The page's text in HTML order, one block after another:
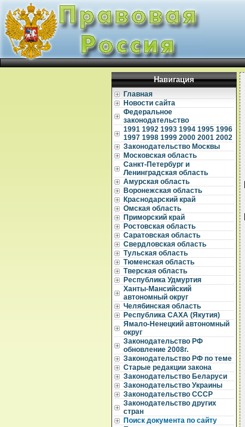
Навигация
Главная
Новости сайта
Федеральное
законодательство
1991 1992 1993 1994 1995 1996
1997 1998 1999 2000 2001 2002
Законодательство Москвы
Московская область
Санкт-Петербург и
Ленинградская область
Амурская область
Воронежская область
Краснодарский край
Омская область
Приморский край
Ростовская область
Саратовская область
Свердловская область
Тульская область
Тюменская область
Тверская область
Республика Удмуртия
Ханты-Мансийский
автономный округ
Челябинская область
Республика САХА (Якутия)
Ямало-Ненецкий автономный
округ
Законодательство РФ
обновление 2008г.
Законодательство РФ по теме
Старые редакции закона
Законодательство Беларуси
Законодательство Украины
Законодательство СССР
Законодательство других
стран
Поиск документа по сайту